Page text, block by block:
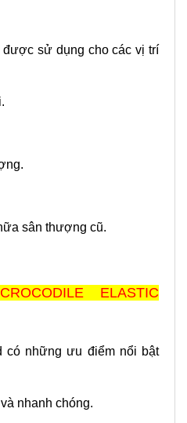
sử dụng cho các vị trí
sân thượng cũ.
ELASTIC
có những ưu điểm nổi bật
nhanh chóng.